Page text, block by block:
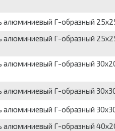
Г-образный
Г-образный
Г-образный
Г-образный
Г-образный
Г-образный